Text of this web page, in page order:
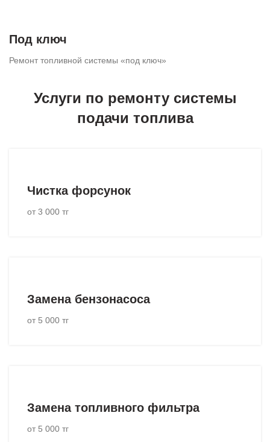
Под ключ
Ремонт топливной системы «под ключ»
Услуги по ремонту системы
подачи топлива
Чистка форсунок
от 3 000 тг
Замена бензонасоса
от 5 000 тг
Замена топливного фильтра
от 5 000 тг